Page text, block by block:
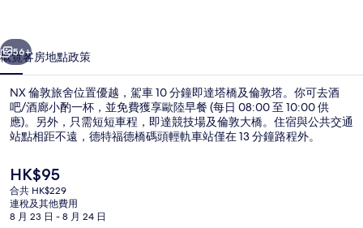
集
個 下一個
56+
概覽客房地點政策
NX 倫敦旅舍位置優越，駕車 10 分鐘即達塔橋及倫敦塔。你可去酒
吧/酒廊小酌一杯，並免費獲享歐陸早餐 (每日 08:00 至 10:00 供
應)。另外，只需短短車程，即達競技場及倫敦大橋。住宿與公共交通
站點相距不遠，德特福德橋碼頭輕軌車站僅在 13 分鐘路程外。
現
價
HK$95
HK$95
合共 HK$229
連稅及其他費用
8 月 23 日 - 8 月 24 日